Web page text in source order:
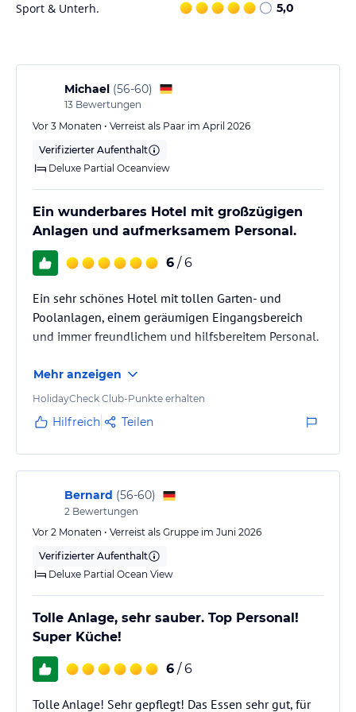
privaten möblierten
PREMIUM CLUB FAMILIENSUITE
77 m ² 3 PAX
Diese Familiensuite bietet einen herrlichen Blick auf den Garten
Garten und bietet ein Schlafzimmer mit Doppelbett,
Flachbildschirm
Flachbildfernseher und einem Badezimmer mit
Hydromassagewanne sowie einem
Wohnzimmer mit Schlafsofa, Flachbildfernseher und Waschraum.
Gastronomie im Hotel
Insgesamt gibt es 11 Restaurants in den beiden Resorts.
Dreams La Romana Familie
Gewürze = Buffet
Ausangate = Südamerikanisch
Der Grill
Pizzeria
Noor = Mittelmeer Grill
Chinola = Dominikanische Spezialitäten
Stutengrill
Sport und Unterhaltung
Beautybehandlungen können die Urlauber im Beautybereich
anfragen und buchen (gegen Gebühr). Wenn Sie sich für sportliche
Aktivitäten begeistern, steht Ihnen vor Ort Equipment zum Billiard
spielen, Tanz- und Spanischstunden, Volleyball und sogar
Fahrräder zur Verfügung. Die Familienfreundlichkeit der
Unterkunft wird durch das Spielzimmer (nur für Kinder) sowie
Sport & Unterh. 5,0
Michael (56-60)
13 Bewertungen
Vor 3 Monaten • Verreist als Paar im April 2026
Verifizierter Aufenthalt
Deluxe Partial Oceanview
Ein wunderbares Hotel mit großzügigen
Anlagen und aufmerksamem Personal.
6 / 6
Ein sehr schönes Hotel mit tollen Garten- und
Poolanlagen, einem geräumigen Eingangsbereich
und immer freundlichem und hilfsbereitem Personal.
Mehr anzeigen
HolidayCheck Club-Punkte erhalten
Hilfreich Teilen
Bernard (56-60)
2 Bewertungen
Vor 2 Monaten • Verreist als Gruppe im Juni 2026
Verifizierter Aufenthalt
Deluxe Partial Ocean View
Tolle Anlage, sehr sauber. Top Personal!
Super Küche!
6 / 6
Tolle Anlage! Sehr gepflegt! Das Essen sehr gut, für